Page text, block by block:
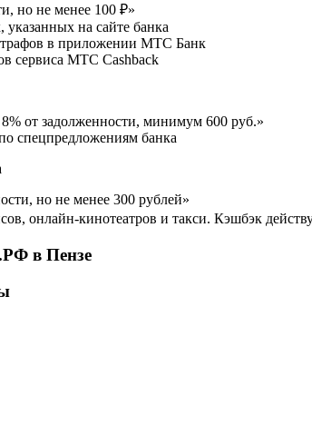
но не менее 100 ₽»
на сайте банка
в приложении МТС Банк
сервиса МТС Cashback
от задолженности, минимум 600 руб.»
спецпредложениям банка
но не менее 300 рублей»
онлайн-кинотеатров и такси. Кэшбэк
в Пензе